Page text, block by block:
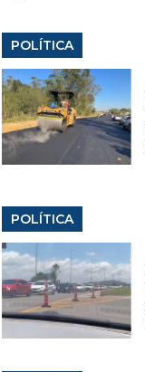
POLÍTICA
POLÍTICA